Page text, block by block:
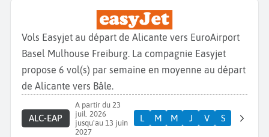
Vols Easyjet au départ de Alicante vers EuroAirport
Basel Mulhouse Freiburg. La compagnie Easyjet
propose 6 vol(s) par semaine en moyenne au départ
de Alicante vers Bâle.
ALC-EAP
A partir du 23
juil. 2026
jusqu'au 13 juin
2027
L M M J V S